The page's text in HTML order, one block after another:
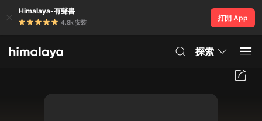
Himalaya-有聲書
4.8k 安裝
打開 App
探索